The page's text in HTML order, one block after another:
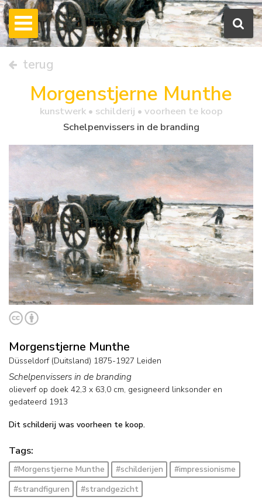
terug
Morgenstjerne Munthe
kunstwerk • schilderij • voorheen te koop
Schelpenvissers in de branding
Morgenstjerne Munthe
Düsseldorf (Duitsland) 1875-1927 Leiden
Schelpenvissers in de branding
olieverf op doek 42,3 x 63,0 cm, gesigneerd linksonder en
gedateerd 1913
Dit schilderij was voorheen te koop.
Tags:
#Morgenstjerne Munthe #schilderijen
#impressionisme
#strandfiguren
#strandgezicht